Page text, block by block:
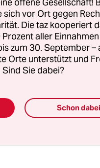
wunderschöne
das trete nun ein.
Wirtschaft“,
Gründen
Experten
von 120 Milliarden
zu verzögern.
sich vor Ort gegen
Die taz kooperiert
aller
zum 30. September –
Orte unterstützt und
Sie dabei?
Schon